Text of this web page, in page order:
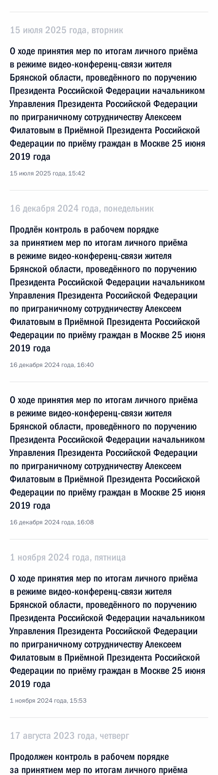
15 июля 2025 года, вторник
О ходе принятия мер по итогам личного приёма
в режиме видео-конференц-связи жителя
Брянской области, проведённого по поручению
Президента Российской Федерации начальником
Управления Президента Российской Федерации
по приграничному сотрудничеству Алексеем
Филатовым в Приёмной Президента Российской
Федерации по приёму граждан в Москве 25 июня
2019 года
15 июля 2025 года, 15:42
16 декабря 2024 года, понедельник
Продлён контроль в рабочем порядке
за принятием мер по итогам личного приёма
в режиме видео-конференц-связи жителя
Брянской области, проведённого по поручению
Президента Российской Федерации начальником
Управления Президента Российской Федерации
по приграничному сотрудничеству Алексеем
Филатовым в Приёмной Президента Российской
Федерации по приёму граждан в Москве 25 июня
2019 года
16 декабря 2024 года, 16:40
О ходе принятия мер по итогам личного приёма
в режиме видео-конференц-связи жителя
Брянской области, проведённого по поручению
Президента Российской Федерации начальником
Управления Президента Российской Федерации
по приграничному сотрудничеству Алексеем
Филатовым в Приёмной Президента Российской
Федерации по приёму граждан в Москве 25 июня
2019 года
16 декабря 2024 года, 16:08
1 ноября 2024 года, пятница
О ходе принятия мер по итогам личного приёма
в режиме видео-конференц-связи жителя
Брянской области, проведённого по поручению
Президента Российской Федерации начальником
Управления Президента Российской Федерации
по приграничному сотрудничеству Алексеем
Филатовым в Приёмной Президента Российской
Федерации по приёму граждан в Москве 25 июня
2019 года
1 ноября 2024 года, 15:53
17 августа 2023 года, четверг
Продолжен контроль в рабочем порядке
за принятием мер по итогам личного приёма